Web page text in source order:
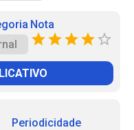
Nota
Periodicidade